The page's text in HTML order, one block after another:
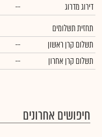
דירוג מדרוג
--
תחזית תשלומים
תשלום קרן ראשון
--
תשלום קרן אחרון
--
חיפושים אחרונים